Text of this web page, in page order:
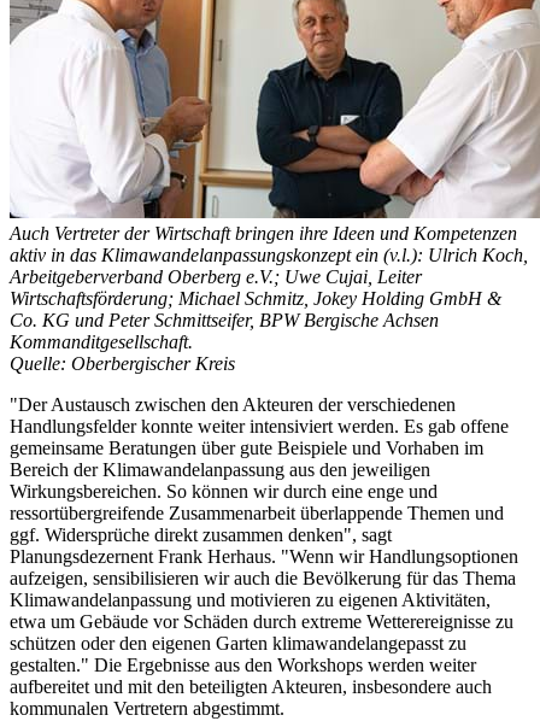
Auch Vertreter der Wirtschaft bringen ihre Ideen und Kompetenzen
aktiv in das Klimawandelanpassungskonzept ein (v.l.): Ulrich Koch,
Arbeitgeberverband Oberberg e.V.; Uwe Cujai, Leiter
Wirtschaftsförderung; Michael Schmitz, Jokey Holding GmbH &
Co. KG und Peter Schmittseifer, BPW Bergische Achsen
Kommanditgesellschaft.
Quelle: Oberbergischer Kreis
"Der Austausch zwischen den Akteuren der verschiedenen
Handlungsfelder konnte weiter intensiviert werden. Es gab offene
gemeinsame Beratungen über gute Beispiele und Vorhaben im
Bereich der Klimawandelanpassung aus den jeweiligen
Wirkungsbereichen. So können wir durch eine enge und
ressortübergreifende Zusammenarbeit überlappende Themen und
ggf. Widersprüche direkt zusammen denken", sagt
Planungsdezernent Frank Herhaus. "Wenn wir Handlungsoptionen
aufzeigen, sensibilisieren wir auch die Bevölkerung für das Thema
Klimawandelanpassung und motivieren zu eigenen Aktivitäten,
etwa um Gebäude vor Schäden durch extreme Wetterereignisse zu
schützen oder den eigenen Garten klimawandelangepasst zu
gestalten." Die Ergebnisse aus den Workshops werden weiter
aufbereitet und mit den beteiligten Akteuren, insbesondere auch
kommunalen Vertretern abgestimmt.